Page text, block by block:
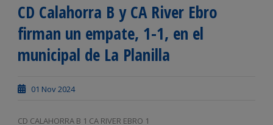
CD Calahorra B y CA River Ebro
firman un empate, 1-1, en el
municipal de La Planilla
01 Nov 2024
CD CALAHORRA B 1 CA RIVER EBRO 1